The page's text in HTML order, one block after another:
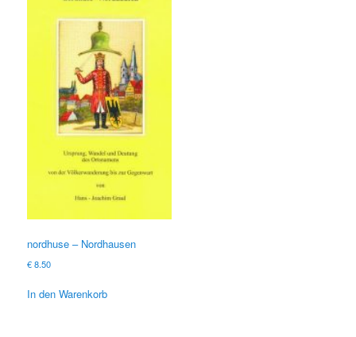
nordhuse – Nordhausen
€8.50
In den Warenkorb